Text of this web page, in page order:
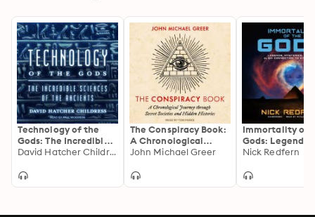
Technology of the
Gods: The Incredible
Sciences of the
David Hatcher Childress
The Conspiracy Book:
A Chronological
Journey through
Hidden Histories
John Michael Greer
Immortality of
Gods: Legends,
Mysteries, and
Eternal Life
Nick Redfern